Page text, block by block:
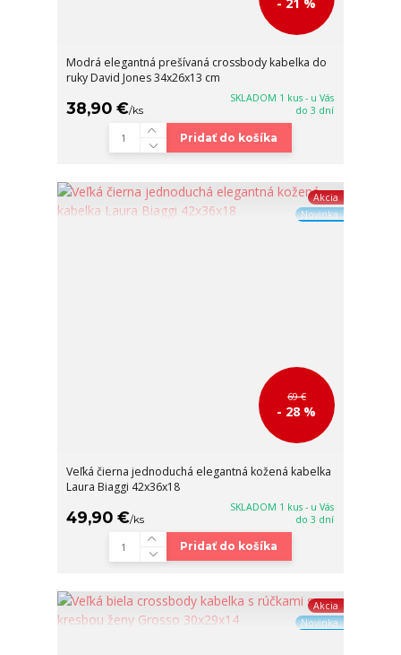
Modrá elegantná prešívaná crossbody kabelka do
ruky David Jones 34x26x13 cm
38,90 €/ks
SKLADOM 1 kus - u Vás
do 3 dní
Pridať do košíka
Akcia
Novinka
69 €
- 28 %
Veľká čierna jednoduchá elegantná kožená kabelka
Laura Biaggi 42x36x18
49,90 €/ks
SKLADOM 1 kus - u Vás
do 3 dní
Pridať do košíka
Akcia
Novinka